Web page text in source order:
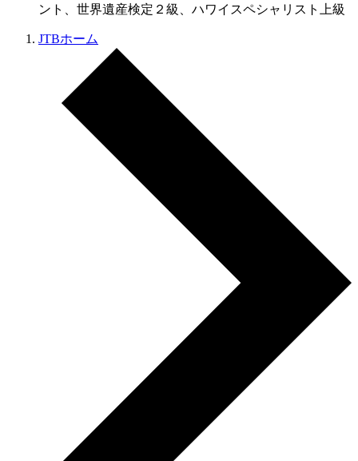
ント、世界遺産検定２級、ハワイスペシャリスト上級
JTBホーム